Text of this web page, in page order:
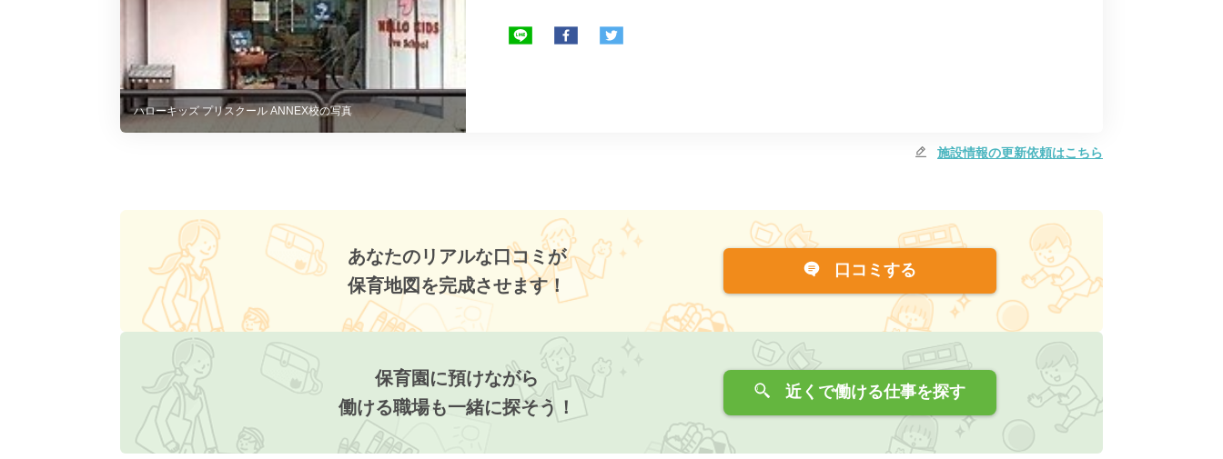
ハローキッズ プリスクール ANNEX校の写真
施設情報の更新依頼はこちら
あなたのリアルな口コミが
保育地図を完成させます！
口コミする
保育園に預けながら
働ける職場も一緒に探そう！
近くで働ける仕事を探す